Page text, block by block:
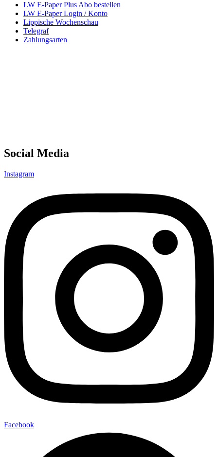
LW E-Paper Plus Abo bestellen
LW E-Paper Login / Konto
Lippische Wochenschau
Telegraf
Zahlungsarten
Social Media
Instagram
Facebook